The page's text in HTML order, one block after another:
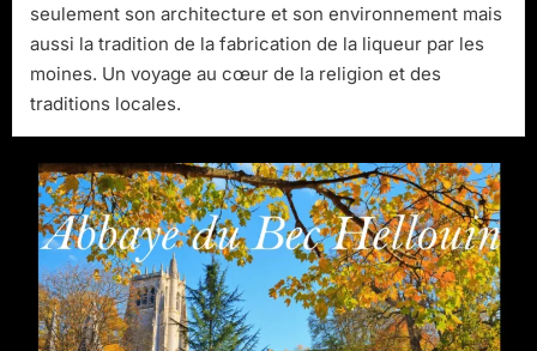
seulement son architecture et son environnement mais
aussi la tradition de la fabrication de la liqueur par les
moines. Un voyage au cœur de la religion et des
traditions locales.